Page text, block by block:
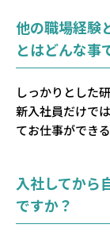
他の職場経験
とはどんな事
しっかりとした
新入社員だけで
てお仕事ができ
入社してから
ですか？